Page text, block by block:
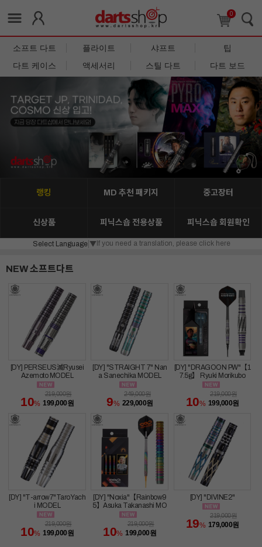
0
소프트 다트 플라이트 샤프트
팁
다트 케이스
액세서리 스틸 다트 다트 보드
랭킹 MD 추천 패키지 중고장터
신상품 피닉스숍 전용상품 피닉스숍 회원확인
Select Language ▼ If you need a translation, please click here
NEW 소프트다트
[DY] PERSEUS滅Ryusei
Azemoto MODEL
10%
219,000원
199,000원
[DY] "STRAIGHT 7" Nan
a Sanechika MODEL
9%
249,000원
229,000원
[DY] "DRAGOON PW"【1
7.5g】 Ryuki Morikubo
10%
219,000원
199,000원
[DY] "T-arrow7"Taro Yach
i MODEL
10%
219,000원
199,000원
[DY] "Noxia"【Rainbow9
5】Asuka Takanashi MO
DEL
10%
219,000원
199,000원
[DY] "DIVINE2"
19%
219,000원
179,000원